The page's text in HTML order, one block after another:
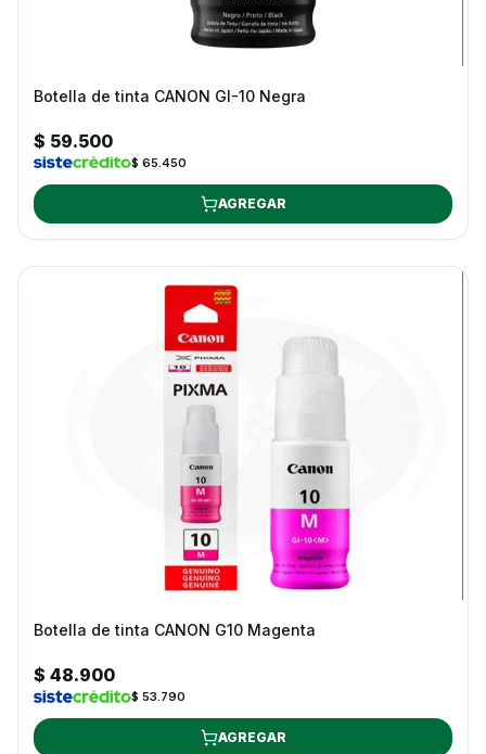
Botella de tinta CANON GI-10 Negra
$ 59.500
$ 65.450
AGREGAR
Botella de tinta CANON G10 Magenta
$ 48.900
$ 53.790
AGREGAR